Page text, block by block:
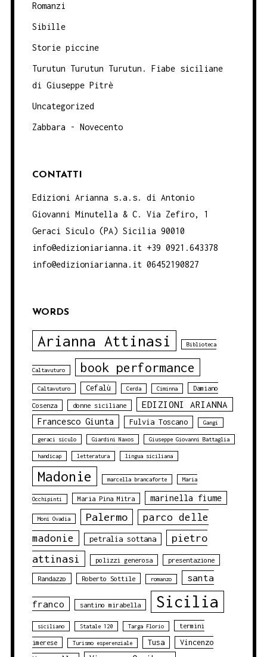
Romanzi
Sibille
Storie piccine
Turutun Turutun Turutun. Fiabe siciliane
di Giuseppe Pitrè
Uncategorized
Zabbara - Novecento
CONTATTI
Edizioni Arianna s.a.s. di Antonio
Giovanni Minutella & C. Via Zefiro, 1
Geraci Siculo (PA) Sicilia 90010
info@edizioniarianna.it +39 0921.643378
info@edizioniarianna.it 06452190827
WORDS
Arianna Attinasi Biblioteca
Caltavuturo book performance
Caltavuturo Cefalù Cerda Ciminna Damiano
Cosenza donne siciliane EDIZIONI ARIANNA
Francesco Giunta Fulvia Toscano Gangi
geraci siculo Giardini Naxos Giuseppe Giovanni Battaglia
handicap letteratura lingua siciliana
Madonie marcella brancaforte Maria
Occhipinti Maria Pina Mitra marinella fiume
Moni Ovadia Palermo
parco delle
madonie
petralia sottana
pietro
attinasi
polizzi generosa presentazione
Randazzo Roberto Sottile romanzo santa
franco santino mirabella Sicilia
siciliano Statale 120 Targa Florio termini
imerese Turismo esperenziale Tusa
Vincenzo